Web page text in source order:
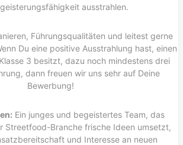
ausstrahlen.
Führungsqualitäten und leitest gerne
Du eine positive Ausstrahlung hast, einen
3 besitzt, dazu noch mindestens drei
dann freuen wir uns sehr auf Deine
Bewerbung!
Ein junges und begeistertes Team, das
Streetfood-Branche frische Ideen umsetzt,
und Interesse an neuen